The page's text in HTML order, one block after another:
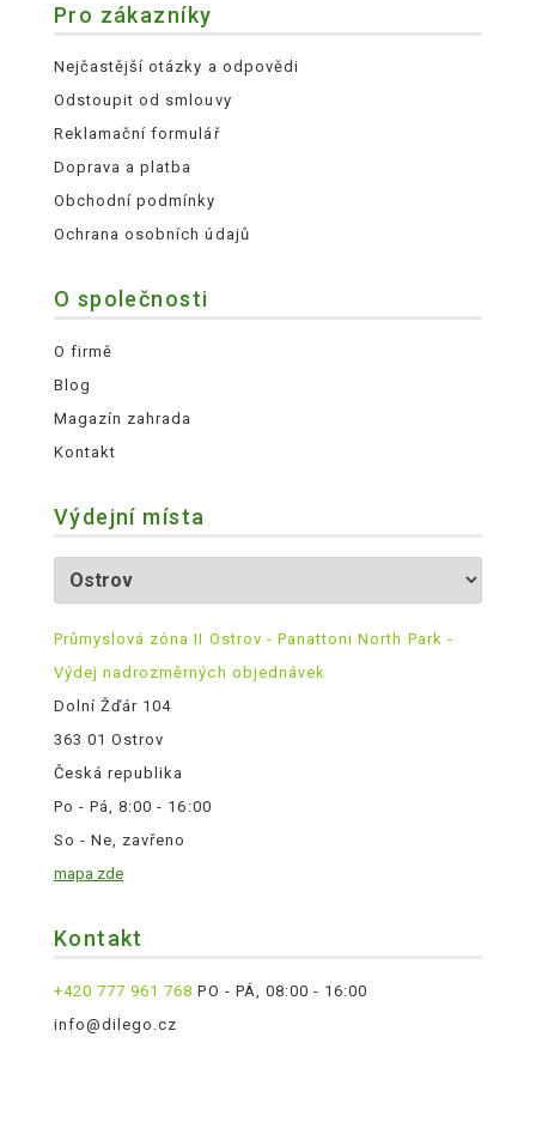
Pro zákazníky
Nejčastější otázky a odpovědi
Odstoupit od smlouvy
Reklamační formulář
Doprava a platba
Obchodní podmínky
Ochrana osobních údajů
O společnosti
O firmě
Blog
Magazín zahrada
Kontakt
Výdejní místa
Průmyslová zóna II Ostrov - Panattoni North Park -
Výdej nadrozměrných objednávek
Dolní Žďár 104
363 01 Ostrov
Česká republika
Po - Pá, 8:00 - 16:00
So - Ne, zavřeno
mapa zde
Kontakt
+420 777 961 768 PO - PÁ, 08:00 - 16:00
info@dilego.cz